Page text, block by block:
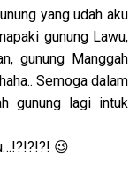
yang udah aku
gunung Lawu,
gunung Manggah
Semoga dalam
gunung lagi intuk
😉